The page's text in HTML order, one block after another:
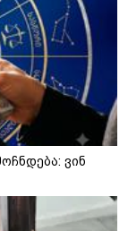
ვინ